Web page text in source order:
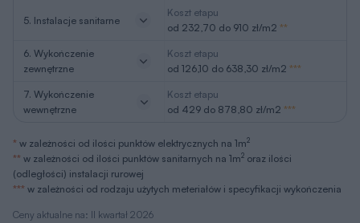
Ceny aktualne na: II kwartał 2026
5. Instalacje sanitarne
Koszt etapu
od 232,70 do 910 zł/m2 **
6. Wykończenie
zewnętrzne
Koszt etapu
od 126,10 do 638,30 zł/m2 ***
7. Wykończenie
wewnętrzne
Koszt etapu
od 429 do 878,80 zł/m2 ***
* w zależności od ilości punktów elektrycznych na 1m2
** w zależności od ilości punktów sanitarnych na 1m2 oraz ilości
(odległości) instalacji rurowej
*** w zależności od rodzaju użytych meteriałów i specyfikacji wykończenia